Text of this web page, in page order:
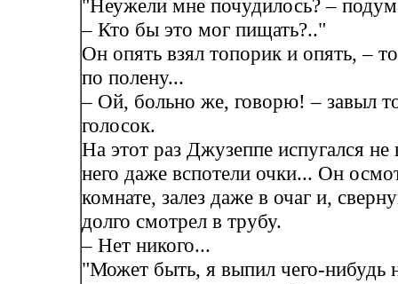
"Неужели мне почудилось? –
– Кто бы это мог пищать?.."
Он опять взял топорик и опять, –
по полену...
– Ой, больно же, говорю! – завыл
голосок.
На этот раз Джузеппе испугался
него даже вспотели очки... Он
комнате, залез даже в очаг и,
долго смотрел в трубу.
– Нет никого...
"Может быть, я выпил чего-нибудь